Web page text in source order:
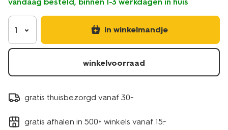
15100377.html
1 in winkelmandje
winkelvoorraad
gratis thuisbezorgd vanaf 30.-
gratis afhalen in 500+ winkels vanaf 15.-